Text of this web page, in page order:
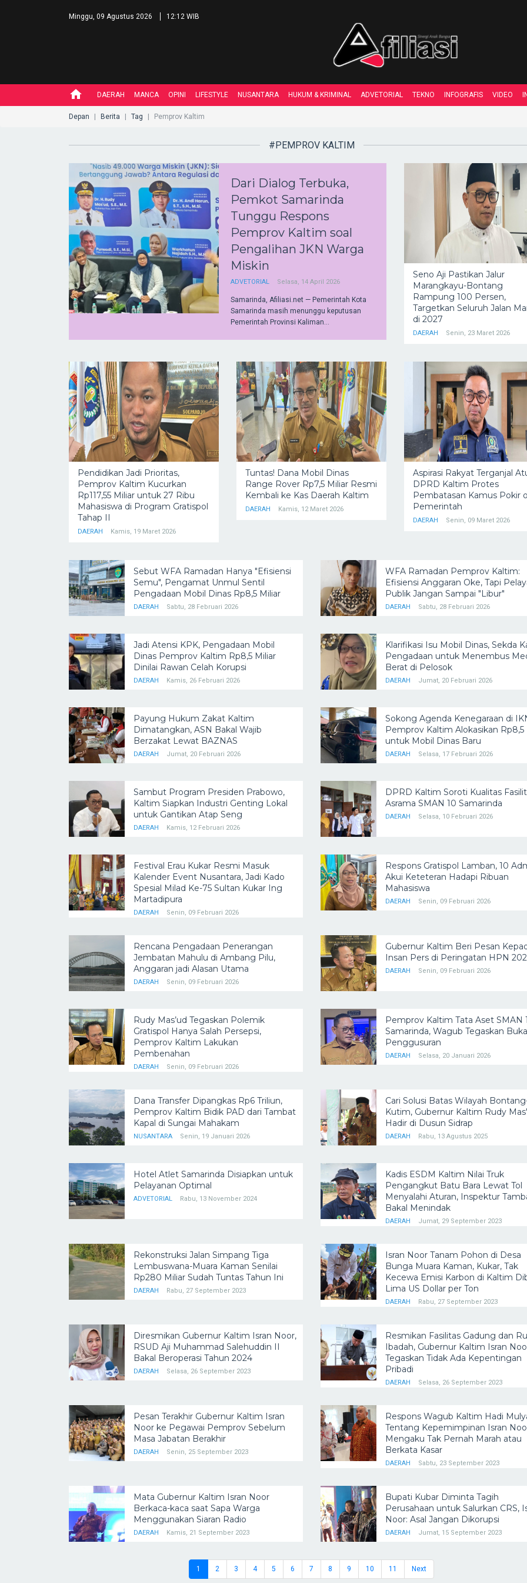
Minggu, 09 Agustus 2026 12:12 WIB
home DAERAH MANCA OPINI LIFESTYLE NUSANTARA HUKUM & KRIMINAL ADVETORIAL TEKNO INFOGRAFIS VIDEO
Depan Berita Tag Pemprov Kaltim
#PEMPROV KALTIM
Dari Dialog Terbuka,
Pemkot Samarinda
Tunggu Respons
Pemprov Kaltim soal
Pengalihan JKN Warga
Miskin
ADVETORIAL Selasa, 14 April 2026
Samarinda, Afiliasi.net — Pemerintah Kota
Samarinda masih menunggu keputusan
Pemerintah Provinsi Kaliman...
Seno Aji Pastikan Jalur
Marangkayu-Bontang
Rampung 100 Persen,
Targetkan Seluruh Jalan
di 2027
DAERAH Senin, 23 Maret 2026
Pendidikan Jadi Prioritas,
Pemprov Kaltim Kucurkan
Rp117,55 Miliar untuk 27 Ribu
Mahasiswa di Program Gratispol
Tahap II
DAERAH Kamis, 19 Maret 2026
Tuntas! Dana Mobil Dinas
Range Rover Rp7,5 Miliar Resmi
Kembali ke Kas Daerah Kaltim
DAERAH Kamis, 12 Maret 2026
Aspirasi Rakyat Terganjal
DPRD Kaltim Protes
Pembatasan Kamus Pokir
Pemerintah
DAERAH Senin, 09 Maret 2026
Sebut WFA Ramadan Hanya "Efisiensi
Semu", Pengamat Unmul Sentil
Pengadaan Mobil Dinas Rp8,5 Miliar
DAERAH Sabtu, 28 Februari 2026
WFA Ramadan Pemprov Kaltim:
Efisiensi Anggaran Oke, Tapi
Publik Jangan Sampai "Libur"
DAERAH Sabtu, 28 Februari 2026
Jadi Atensi KPK, Pengadaan Mobil
Dinas Pemprov Kaltim Rp8,5 Miliar
Dinilai Rawan Celah Korupsi
DAERAH Kamis, 26 Februari 2026
Klarifikasi Isu Mobil Dinas, Sekda
Pengadaan untuk Menembus
Berat di Pelosok
DAERAH Jumat, 20 Februari 2026
Payung Hukum Zakat Kaltim
Dimatangkan, ASN Bakal Wajib
Berzakat Lewat BAZNAS
DAERAH Jumat, 20 Februari 2026
Sokong Agenda Kenegaraan di
Pemprov Kaltim Alokasikan Rp8,5
untuk Mobil Dinas Baru
DAERAH Selasa, 17 Februari 2026
Sambut Program Presiden Prabowo,
Kaltim Siapkan Industri Genting Lokal
untuk Gantikan Atap Seng
DAERAH Kamis, 12 Februari 2026
DPRD Kaltim Soroti Kualitas
Asrama SMAN 10 Samarinda
DAERAH Selasa, 10 Februari 2026
Festival Erau Kukar Resmi Masuk
Kalender Event Nusantara, Jadi Kado
Spesial Milad Ke-75 Sultan Kukar Ing
Martadipura
DAERAH Senin, 09 Februari 2026
Respons Gratispol Lamban, 10
Akui Keteteran Hadapi Ribuan
Mahasiswa
DAERAH Senin, 09 Februari 2026
Rencana Pengadaan Penerangan
Jembatan Mahulu di Ambang Pilu,
Anggaran jadi Alasan Utama
DAERAH Senin, 09 Februari 2026
Gubernur Kaltim Beri Pesan
Insan Pers di Peringatan HPN
DAERAH Senin, 09 Februari 2026
Rudy Mas’ud Tegaskan Polemik
Gratispol Hanya Salah Persepsi,
Pemprov Kaltim Lakukan
Pembenahan
DAERAH Senin, 09 Februari 2026
Pemprov Kaltim Tata Aset SMAN
Samarinda, Wagub Tegaskan
Penggusuran
DAERAH Selasa, 20 Januari 2026
Dana Transfer Dipangkas Rp6 Triliun,
Pemprov Kaltim Bidik PAD dari Tambat
Kapal di Sungai Mahakam
NUSANTARA Senin, 19 Januari 2026
Cari Solusi Batas Wilayah
Kutim, Gubernur Kaltim Rudy
Hadir di Dusun Sidrap
DAERAH Rabu, 13 Agustus 2025
Hotel Atlet Samarinda Disiapkan untuk
Pelayanan Optimal
ADVETORIAL Rabu, 13 November 2024
Kadis ESDM Kaltim Nilai Truk
Pengangkut Batu Bara Lewat Tol
Menyalahi Aturan, Inspektur
Bakal Menindak
DAERAH Jumat, 29 September 2023
Rekonstruksi Jalan Simpang Tiga
Lembuswana-Muara Kaman Senilai
Rp280 Miliar Sudah Tuntas Tahun Ini
DAERAH Rabu, 27 September 2023
Isran Noor Tanam Pohon di Desa
Bunga Muara Kaman, Kukar, Tak
Kecewa Emisi Karbon di Kaltim
Lima US Dollar per Ton
DAERAH Rabu, 27 September 2023
Diresmikan Gubernur Kaltim Isran Noor,
RSUD Aji Muhammad Salehuddin II
Bakal Beroperasi Tahun 2024
DAERAH Selasa, 26 September 2023
Resmikan Fasilitas Gadung dan
Ibadah, Gubernur Kaltim Isran
Tegaskan Tidak Ada Kepentingan
Pribadi
DAERAH Selasa, 26 September 2023
Pesan Terakhir Gubernur Kaltim Isran
Noor ke Pegawai Pemprov Sebelum
Masa Jabatan Berakhir
DAERAH Senin, 25 September 2023
Respons Wagub Kaltim Hadi
Tentang Kepemimpinan Isran
Mengaku Tak Pernah Marah atau
Berkata Kasar
DAERAH Sabtu, 23 September 2023
Mata Gubernur Kaltim Isran Noor
Berkaca-kaca saat Sapa Warga
Menggunakan Siaran Radio
DAERAH Kamis, 21 September 2023
Bupati Kubar Diminta Tagih
Perusahaan untuk Salurkan CRS,
Noor: Asal Jangan Dikorupsi
DAERAH Jumat, 15 September 2023
1 2 3 4 5 6 7 8 9 10 11 Next